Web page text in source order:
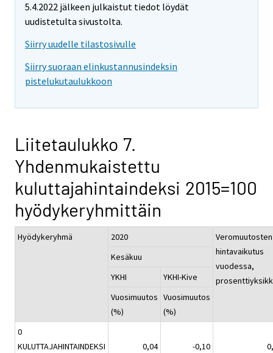
5.4.2022 jälkeen julkaistut tiedot löydät
uudistetulta sivustolta.
Siirry uudelle tilastosivulle
Siirry suoraan elinkustannusindeksin
pistelukutaulukkoon
Liitetaulukko 7.
Yhdenmukaistettu
kuluttajahintaindeksi 2015=100
hyödykeryhmittäin
Hyödykeryhmä 2020
Veromuutosten
hintavaikutus
vuodessa,
Kesäkuu
YKHI
YKHI-Kive
Vuosimuutos
(%)
Vuosimuutos
(%)
0
KULUTTAJAHINTAINDEKSI
0,04 -0,10